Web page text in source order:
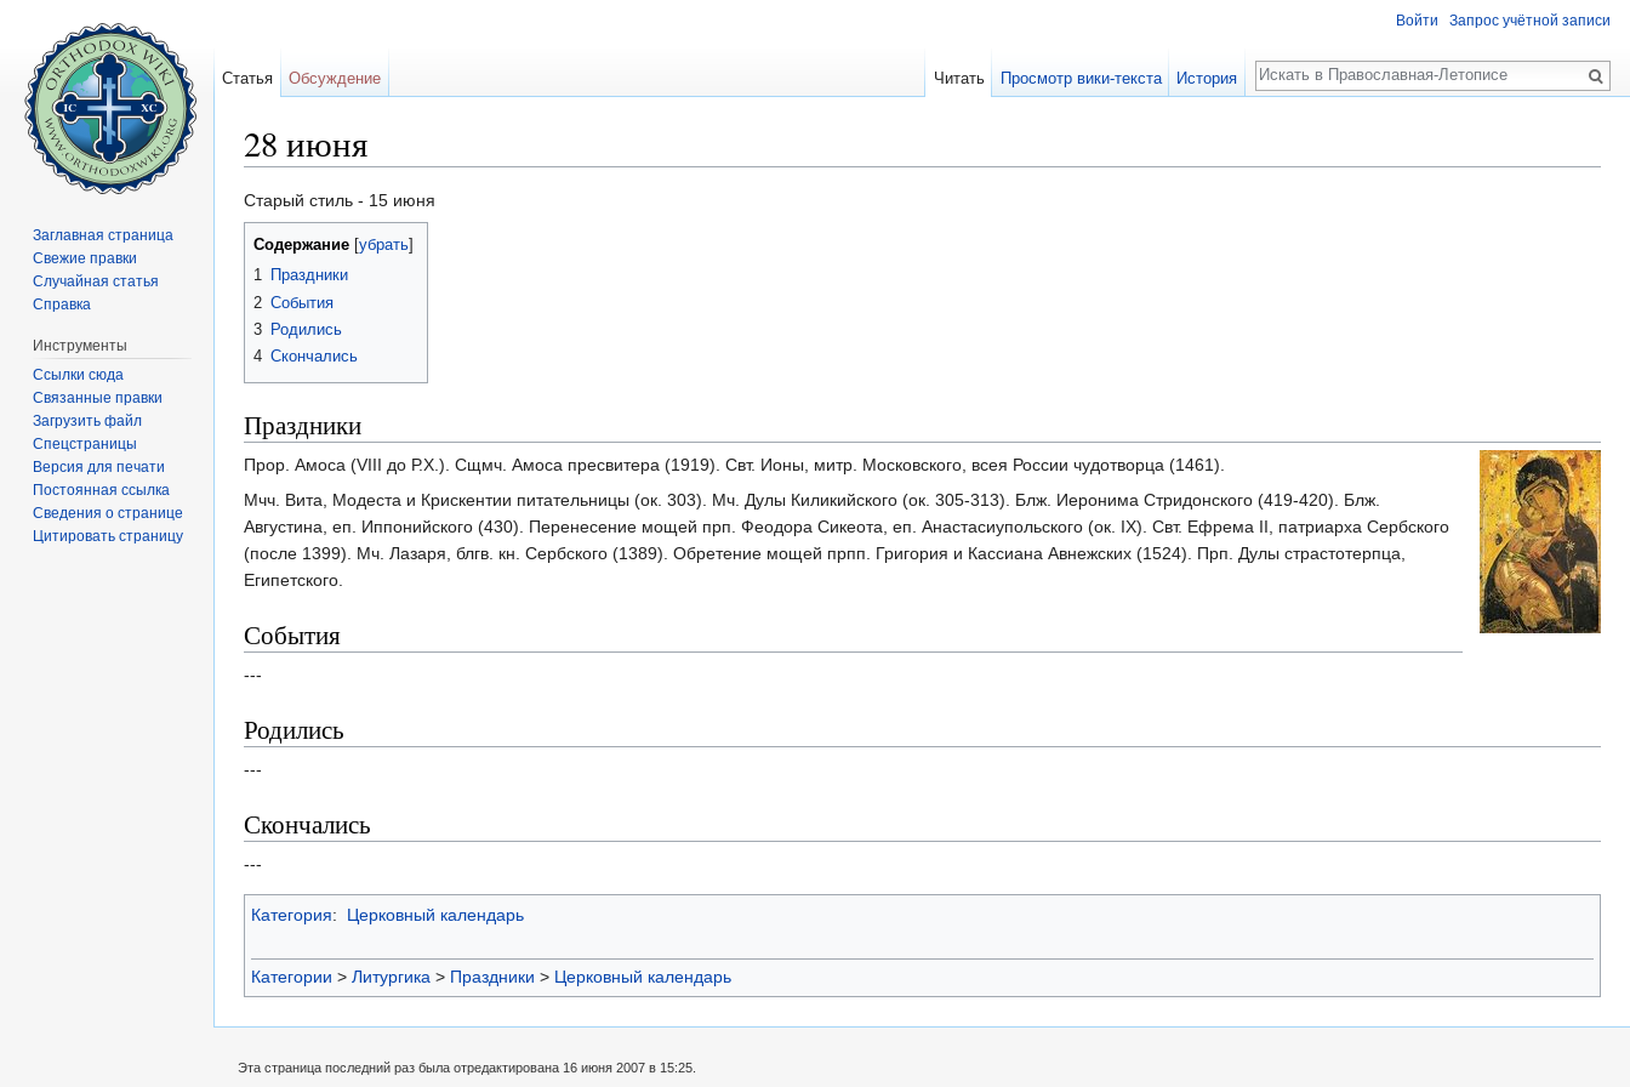
28 июня
Старый стиль - 15 июня
Содержание убрать
1 Праздники
2 События
3 Родились
4 Скончались
Праздники
Прор. Амоса (VIII до Р.Х.). Сщмч. Амоса пресвитера (1919). Свт. Ионы, митр. Московского, всея России чудотворца (1461).
Мчч. Вита, Модеста и Крискентии питательницы (ок. 303). Мч. Дулы Киликийского (ок. 305-313). Блж. Иеронима Стридонского (419-420). Блж.
Августина, еп. Иппонийского (430). Перенесение мощей прп. Феодора Сикеота, еп. Анастасиупольского (ок. IX). Свт. Ефрема II, патриарха Сербского
(после 1399). Мч. Лазаря, блгв. кн. Сербского (1389). Обретение мощей прпп. Григория и Кассиана Авнежских (1524). Прп. Дулы страстотерпца,
Египетского.
События
---
Родились
---
Скончались
---
Категория: Церковный календарь
Категории > Литургика > Праздники > Церковный календарь
Войти Запрос учётной записи
Статья Обсуждение Читать Просмотр вики-текста История
Поиск
Заглавная страница
Свежие правки
Случайная статья
Справка
Инструменты
Ссылки сюда
Связанные правки
Загрузить файл
Спецстраницы
Версия для печати
Постоянная ссылка
Сведения о странице
Цитировать страницу
Эта страница последний раз была отредактирована 16 июня 2007 в 15:25.